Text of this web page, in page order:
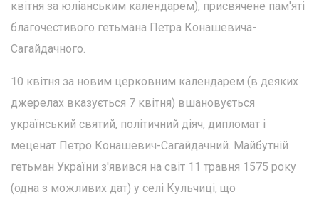
квітня за юліанським календарем), присвячене пам'яті
благочестивого гетьмана Петра Конашевича-
Сагайдачного.
10 квітня за новим церковним календарем (в деяких
джерелах вказується 7 квітня) вшановується
український святий, політичний діяч, дипломат і
меценат Петро Конашевич-Сагайдачний. Майбутній
гетьман України з'явився на світ 11 травня 1575 року
(одна з можливих дат) у селі Кульчиці, що